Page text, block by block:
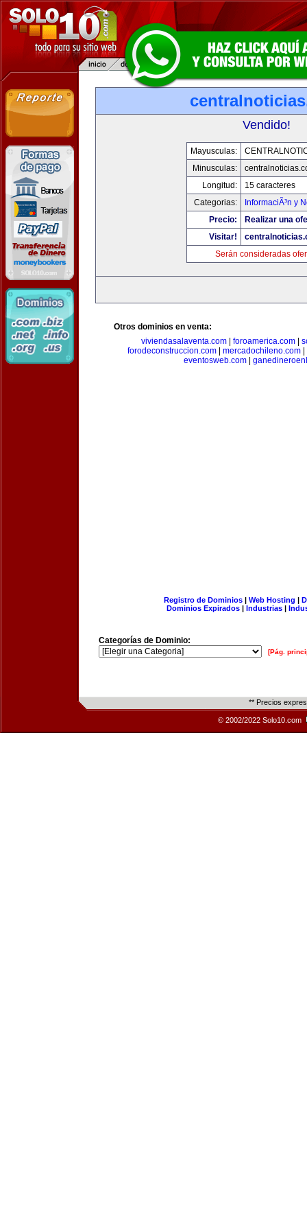
Vendido!
Mayusculas:
Minusculas:
Longitud:
15 caracteres
Categorias:
InformaciÃ³n y
Precio:
Realizar una
Visitar!
Serán consideradas
Otros dominios en venta:
viviendasalaventa.com| foroamerica.com|
forodeconstruccion.com
mercadochileno.com
eventosweb.com|
Registro de Dominios| Web Hosting |
Dominios Expirados | Industrias |
Categorías de Dominio:
[Pág.
** Precios
© 2002/2022 Solo10.com